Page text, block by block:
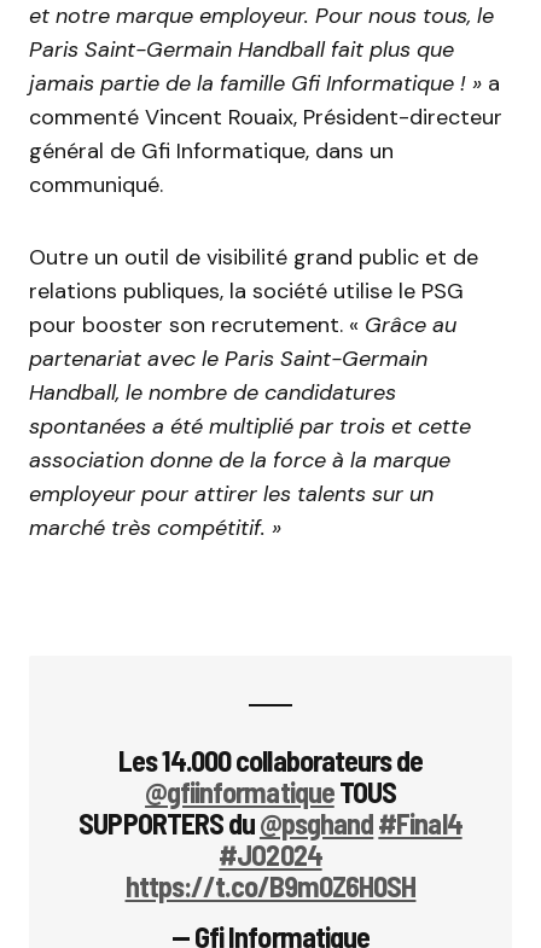
et notre marque employeur. Pour nous tous, le
Paris Saint-Germain Handball fait plus que
jamais partie de la famille Gfi Informatique ! » a
commenté Vincent Rouaix, Président-directeur
général de Gfi Informatique, dans un
communiqué.
Outre un outil de visibilité grand public et de
relations publiques, la société utilise le PSG
pour booster son recrutement. « Grâce au
partenariat avec le Paris Saint-Germain
Handball, le nombre de candidatures
spontanées a été multiplié par trois et cette
association donne de la force à la marque
employeur pour attirer les talents sur un
marché très compétitif. »
Les 14.000 collaborateurs de
@gfiinformatiqueTOUS
SUPPORTERS du@psghand#Final4
#JO2024
https://t.co/B9m0Z6H0SH
— Gfi Informatique